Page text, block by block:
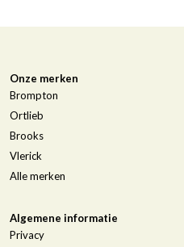
Onze merken
Brompton
Ortlieb
Brooks
Vlerick
Alle merken
Algemene informatie
Privacy